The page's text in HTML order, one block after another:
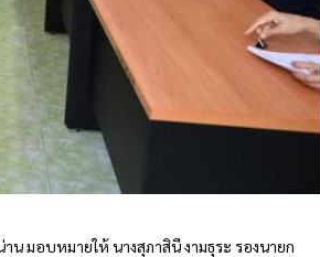
น มอบหมายให้ นางสุภาสินี งามธุระ รองนายก